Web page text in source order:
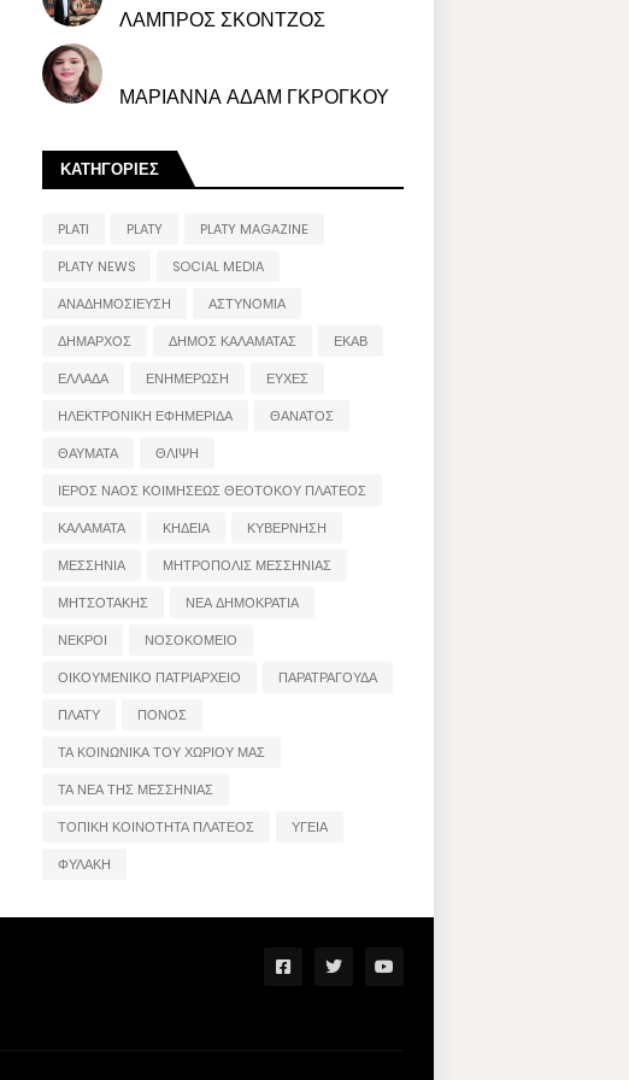
ΛΑΜΠΡΟΣ ΣΚΟΝΤΖΟΣ
ΜΑΡΙΑΝΝΑ ΑΔΑΜ ΓΚΡΟΓΚΟΥ
ΚΑΤΗΓΟΡΙΕΣ
PLATI PLATY
PLATY MAGAZINE
PLATY NEWS
SOCIAL MEDIA
ΑΝΑΔΗΜΟΣΙΕΥΣΗ
ΑΣΤΥΝΟΜΙΑ
ΔΗΜΑΡΧΟΣ
ΔΗΜΟΣ ΚΑΛΑΜΑΤΑΣ
ΕΚΑΒ
ΕΛΛΑΔΑ
ΕΝΗΜΕΡΩΣΗ
ΕΥΧΕΣ
ΗΛΕΚΤΡΟΝΙΚΗ ΕΦΗΜΕΡΙΔΑ
ΘΑΝΑΤΟΣ
ΘΑΥΜΑΤΑ
ΘΛΙΨΗ
ΙΕΡΟΣ ΝΑΟΣ ΚΟΙΜΗΣΕΩΣ ΘΕΟΤΟΚΟΥ ΠΛΑΤΕΟΣ
ΚΑΛΑΜΑΤΑ
ΚΗΔΕΙΑ
ΚΥΒΕΡΝΗΣΗ
ΜΕΣΣΗΝΙΑ
ΜΗΤΡΟΠΟΛΙΣ ΜΕΣΣΗΝΙΑΣ
ΜΗΤΣΟΤΑΚΗΣ
ΝΕΑ ΔΗΜΟΚΡΑΤΙΑ
ΝΕΚΡΟΙ
ΝΟΣΟΚΟΜΕΙΟ
ΟΙΚΟΥΜΕΝΙΚΟ ΠΑΤΡΙΑΡΧΕΙΟ
ΠΑΡΑΤΡΑΓΟΥΔΑ
ΠΛΑΤΥ
ΠΟΝΟΣ
ΤΑ ΚΟΙΝΩΝΙΚΑ ΤΟΥ ΧΩΡΙΟΥ ΜΑΣ
ΤΑ ΝΕΑ ΤΗΣ ΜΕΣΣΗΝΙΑΣ
ΤΟΠΙΚΗ ΚΟΙΝΟΤΗΤΑ ΠΛΑΤΕΟΣ
ΥΓΕΙΑ
ΦΥΛΑΚΗ